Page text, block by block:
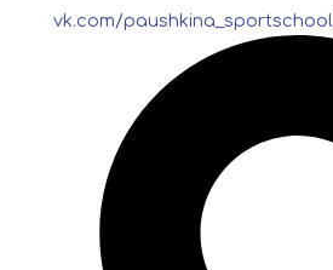
vk.com/paushkina_sportschool